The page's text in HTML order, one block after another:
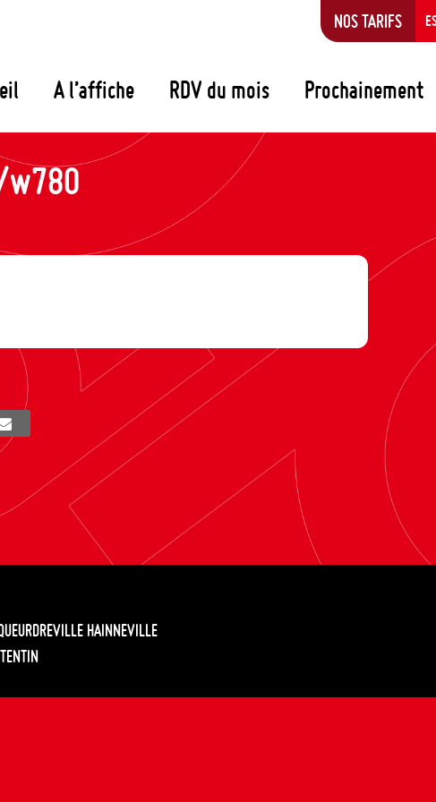
A l’affiche RDV du mois Prochainement
NOS TARIFS
HAINNEVILLE